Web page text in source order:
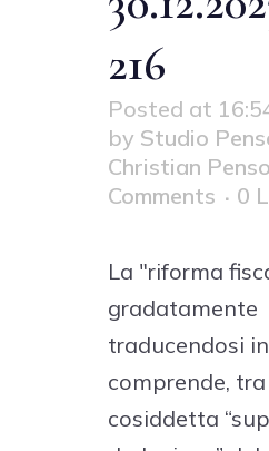
216
Posted at
by Studio
Christian Penso
Comments
0
La "riforma
gradatamente
traducendosi
comprende,
cosiddetta